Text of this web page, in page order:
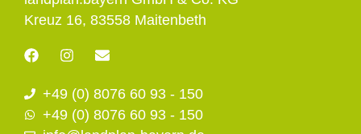
Kreuz 16, 83558 Maitenbeth
F
a
e
b
o
I
n
t
a
g
E
e
l
o
+49 (0) 8076 60 93 - 150
+49 (0) 8076 60 93 - 150